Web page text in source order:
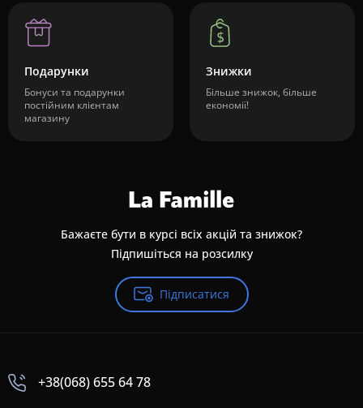
Подарунки
Бонуси та подарунки
постійним клієнтам
магазину
Знижки
Більше знижок, більше
економії!
Бажаєте бути в курсі всіх акцій та знижок?
Підпишіться на розсилку
Підписатися
+38(068) 655 64 78